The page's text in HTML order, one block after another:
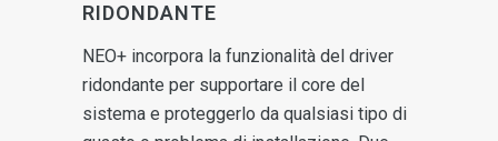
RIDONDANTE
NEO+ incorpora la funzionalità del driver
ridondante per supportare il core del
sistema e proteggerlo da qualsiasi tipo di